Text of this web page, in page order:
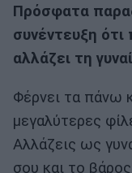
Πρόσφατα
συνέντευξη
αλλάζει τη
Φέρνει τα πάνω
μεγαλύτερες
Αλλάζεις ως
σου και το